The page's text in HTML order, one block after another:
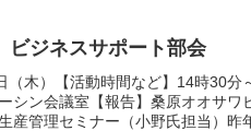
ビジネスサポート部会
（木）【活動時間など】14時30
シン会議室【報告】桑原オオサ
産管理セミナー（小野氏担当）昨